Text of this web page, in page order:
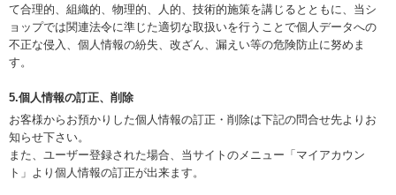
て合理的、組織的、物理的、人的、技術的施策を講じるとともに、当シ
ョップでは関連法令に準じた適切な取扱いを行うことで個人データへの
不正な侵入、個人情報の紛失、改ざん、漏えい等の危険防止に努めま
す。
5.個人情報の訂正、削除
お客様からお預かりした個人情報の訂正・削除は下記の問合せ先よりお
知らせ下さい。
また、ユーザー登録された場合、当サイトのメニュー「マイアカウン
ト」より個人情報の訂正が出来ます。